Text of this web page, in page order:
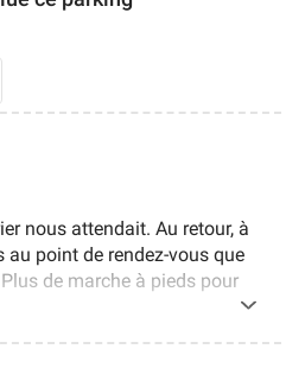
nous attendait. Au retour, à
au point de rendez-vous que
de marche à pieds pour
n’arrivent jamais. Pour 15€ de